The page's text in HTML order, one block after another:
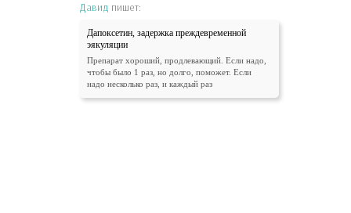
Давид пишет:
Дапоксетин, задержка преждевременной
эякуляции
Препарат хороший, продлевающий. Если надо,
чтобы было 1 раз, но долго, поможет. Если
надо несколько раз, и каждый раз